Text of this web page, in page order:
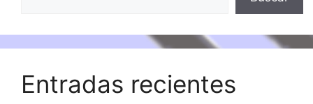
Entradas recientes